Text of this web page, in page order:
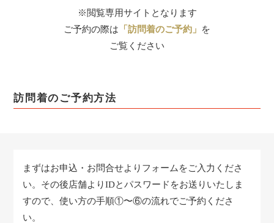
※閲覧専用サイトとなります
ご予約の際は 「訪問着のご予約」 を
ご覧ください
訪問着のご予約方法
まずはお申込・お問合せよりフォームをご入力くださ
い。 その後店舗よりIDとパスワードをお送りいたしま
すので、使い方の手順①〜⑥の流れでご予約くださ
い。